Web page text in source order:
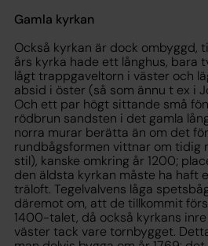
Gamla kyrkan
Också kyrkan är dock ombyggd,
års kyrka hade ett långhus, bara
lågt trappgaveltorn i väster och
absid i öster (så som ännu t ex i
Och ett par högt sittande små
rödbrun sandsten i det gamla
norra murar berätta än om det
rundbågsformen vittnar om tidig
stil), kanske omkring år 1200;
den äldsta kyrkan måste ha haft
träloft. Tegelvalvens låga
däremot om, att de tillkommit
1400-talet, då också kyrkans
väster tack vare tornbygget.